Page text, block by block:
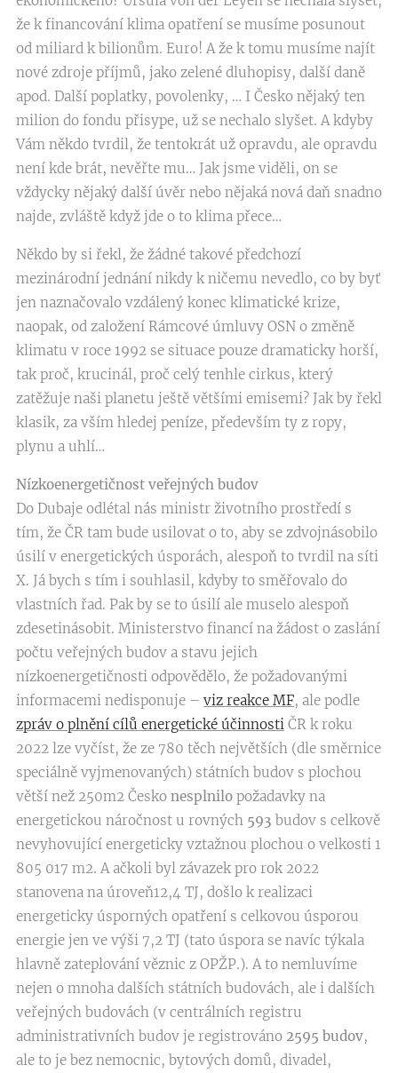
že k financování klima opatření se musíme posunout
od miliard k bilionům. Euro! A že k tomu musíme najít
nové zdroje příjmů, jako zelené dluhopisy, další daně
apod. Další poplatky, povolenky, … I Česko nějaký ten
milion do fondu přisype, už se nechalo slyšet. A kdyby
Vám někdo tvrdil, že tentokrát už opravdu, ale opravdu
není kde brát, nevěřte mu… Jak jsme viděli, on se
vždycky nějaký další úvěr nebo nějaká nová daň snadno
najde, zvláště když jde o to klima přece…
Někdo by si řekl, že žádné takové předchozí
mezinárodní jednání nikdy k ničemu nevedlo, co by byť
jen naznačovalo vzdálený konec klimatické krize,
naopak, od založení Rámcové úmluvy OSN o změně
klimatu v roce 1992 se situace pouze dramaticky horší,
tak proč, krucinál, proč celý tenhle cirkus, který
zatěžuje naši planetu ještě většími emisemi? Jak by řekl
klasik, za vším hledej peníze, především ty z ropy,
plynu a uhlí…
Nízkoenergetičnost veřejných budov
Do Dubaje odlétal nás ministr životního prostředí s
tím, že ČR tam bude usilovat o to, aby se zdvojnásobilo
úsilí v energetických úsporách, alespoň to tvrdil na síti
X. Já bych s tím i souhlasil, kdyby to směřovalo do
vlastních řad. Pak by se to úsilí ale muselo alespoň
zdesetinásobit. Ministerstvo financí na žádost o zaslání
počtu veřejných budov a stavu jejich
nízkoenergetičnosti odpovědělo, že požadovanými
informacemi nedisponuje – viz reakce MF, ale podle
zpráv o plnění cílů energetické účinnosti ČR k roku
2022 lze vyčíst, že ze 780 těch největších (dle směrnice
speciálně vyjmenovaných) státních budov s plochou
větší než 250m2 Česko nesplnilo požadavky na
energetickou náročnost u rovných 593 budov s celkově
nevyhovující energeticky vztažnou plochou o velkosti 1
805 017 m2. A ačkoli byl závazek pro rok 2022
stanovena na úroveň12,4 TJ, došlo k realizaci
energeticky úsporných opatření s celkovou úsporou
energie jen ve výši 7,2 TJ (tato úspora se navíc týkala
hlavně zateplování věznic z OPŽP.). A to nemluvíme
nejen o mnoha dalších státních budovách, ale i dalších
veřejných budovách (v centrálních registru
administrativních budov je registrováno 2595 budov,
ale to je bez nemocnic, bytových domů, divadel,